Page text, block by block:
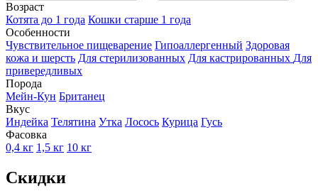
Возраст
Котята до 1 года Кошки старше 1 года
Особенности
Чувствительное пищеварение Гипоаллергенный Здоровая
кожа и шерсть Для стерилизованных Для кастрированных Для
привередливых
Порода
Мейн-Кун Британец
Вкус
Индейка Телятина Утка Лосось Курица Гусь
Фасовка
0,4 кг 1,5 кг 10 кг
Скидки